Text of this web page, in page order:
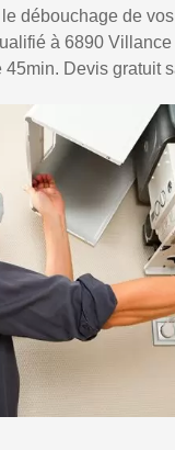
débouchage de
à 6890
45min. Devis gratuit